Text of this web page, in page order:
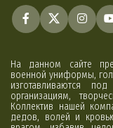
На данном сайте
военной униформы,
изготавливаются
организациям,
Коллектив нашей
дедов, волей и